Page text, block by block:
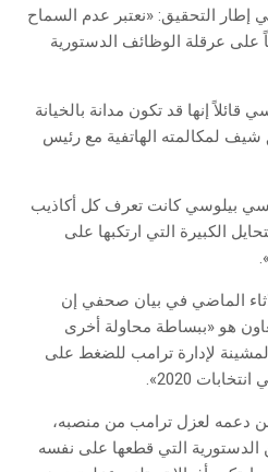
إطار التحقيق: «نعتبر عدم السماح
على عرقلة الوظائف الدستورية
إنها قد تكون مدانة بالخيانة
لمكالمته الهاتفية مع رئيس
بيلوسي كانت تعرف كل أكاذيب
الكبيرة التي ارتكبها على
الماضي في بيان صحفي إن
هو «ببساطة محاولة أخرى
لإدارة ترامب للضغط على
2020».
دعمه لعزل ترامب من منصبه،
الدستورية التي قطعها على نفسه